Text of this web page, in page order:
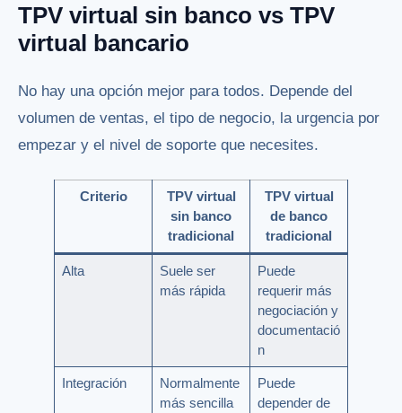
TPV virtual sin banco vs TPV
virtual bancario
No hay una opción mejor para todos. Depende del
volumen de ventas, el tipo de negocio, la urgencia por
empezar y el nivel de soporte que necesites.
Criterio
TPV virtual
sin banco
tradicional
TPV virtual
de banco
tradicional
Alta
Suele ser
más rápida
Puede
requerir más
negociación y
documentació
n
Integración
Normalmente
más sencilla
Puede
depender de